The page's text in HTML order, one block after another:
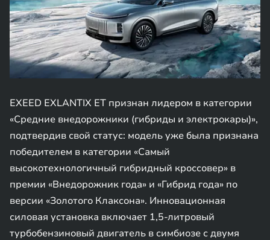
EXEED EXLANTIX ET признан лидером в категории
«Средние внедорожники (гибриды и электрокары)»,
подтвердив свой статус: модель уже была признана
победителем в категории «Самый
высокотехнологичный гибридный кроссовер» в
премии «Внедорожник года» и «Гибрид года» по
версии «Золотого Клаксона». Инновационная
силовая установка включает 1,5-литровый
турбобензиновый двигатель в симбиозе с двумя